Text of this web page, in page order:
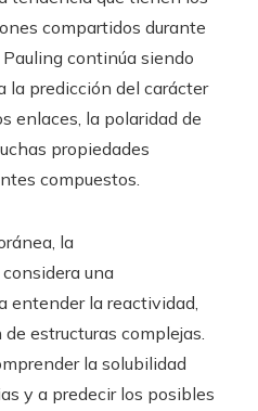
compartidos durante
continúa siendo
la predicción del carácter
enlaces, la polaridad de
propiedades
compuestos.
la
una
entender la reactividad,
estructuras complejas.
la solubilidad
y a predecir los posibles